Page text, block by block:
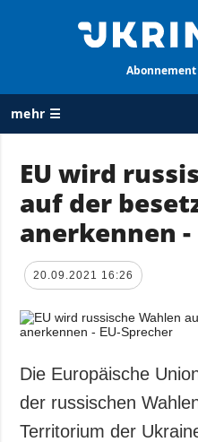
Abonnement
mehr ☰
ALLE
RUBRIKEN
Krieg
Wiederaufbau
Politik
Militär
Gesellschaft und
Kultur
EU wird
auf der
anerkennen -
20.09.2021 16:26
Die Europäische
der russischen
Territorium der